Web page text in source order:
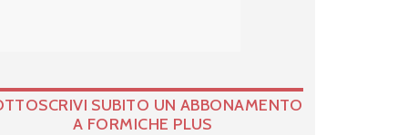
SUBITO UN ABBONAMENTO
A FORMICHE PLUS